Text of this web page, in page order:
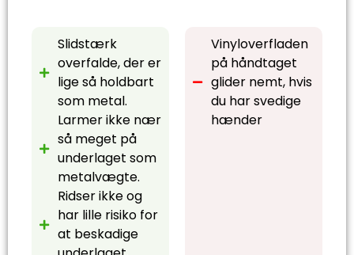
Slidstærk
overfalde, der er
lige så holdbart
som metal.
Larmer ikke nær
så meget på
underlaget som
metalvægte.
Ridser ikke og
har lille risiko for
at beskadige
Vinyloverfladen
på håndtaget
glider nemt, hvis
du har svedige
hænder